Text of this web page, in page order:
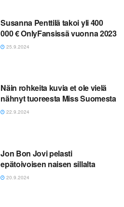
Susanna Penttilä takoi yli 400
000 € OnlyFansissä vuonna 2023
25.9.2024
Näin rohkeita kuvia et ole vielä
nähnyt tuoreesta Miss Suomesta
22.9.2024
Jon Bon Jovi pelasti
epätoivoisen naisen sillalta
20.9.2024